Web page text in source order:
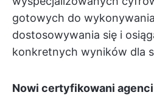
gotowych do
dostosowywania się i
konkretnych wyników dla
Nowi certyfikowani